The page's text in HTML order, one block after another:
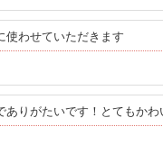
使わせていただきます
りがたいです！とてもかわ